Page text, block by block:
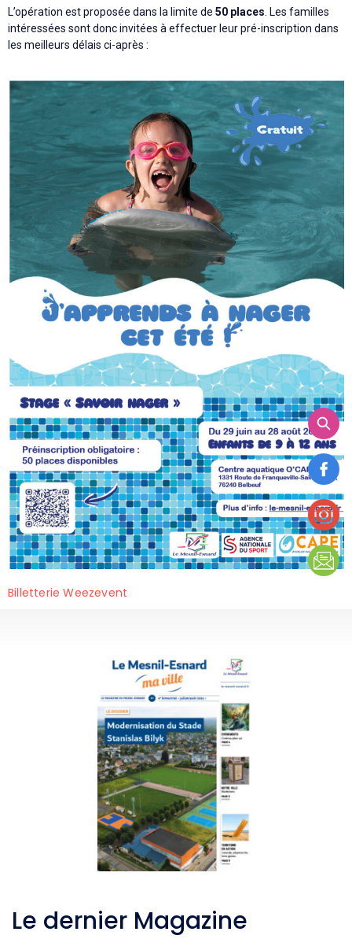
L’opération est proposée dans la limite de 50 places . Les familles
intéressées sont donc invitées à effectuer leur pré-inscription dans
les meilleurs délais ci-après :
Billetterie Weezevent
Le dernier Magazine